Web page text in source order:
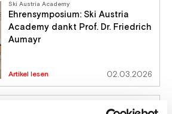
Ski Austria Academy
Ehrensymposium: Ski Austria
Academy dankt Prof. Dr. Friedrich
Aumayr
Artikel lesen 02.03.2026